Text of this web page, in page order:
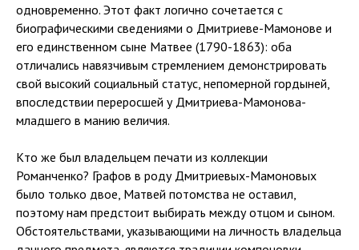
одновременно. Этот факт логично сочетается с
биографическими сведениями о Дмитриеве-Мамонове и
его единственном сыне Матвее (1790-1863): оба
отличались навязчивым стремлением демонстрировать
свой высокий социальный статус, непомерной гордыней,
впоследствии переросшей у Дмитриева-Мамонова-
младшего в манию величия.
Кто же был владельцем печати из коллекции
Романченко? Графов в роду Дмитриевых-Мамоновых
было только двое, Матвей потомства не оставил,
поэтому нам предстоит выбирать между отцом и сыном.
Обстоятельствами, указывающими на личность владельца